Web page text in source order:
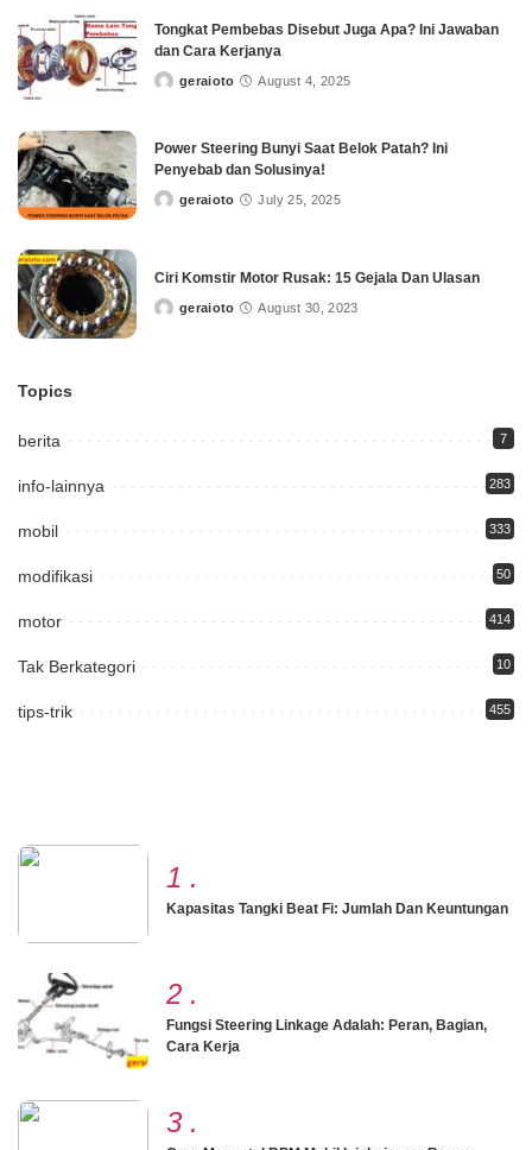
Tongkat Pembebas Disebut Juga Apa? Ini Jawaban
dan Cara Kerjanya
Postedgeraioto August 4, 2025
Power Steering Bunyi Saat Belok Patah? Ini
Penyebab dan Solusinya!
Postedgeraioto July 25, 2025
Ciri Komstir Motor Rusak: 15 Gejala Dan Ulasan
Postedgeraioto August 30, 2023
Topics
berita 7
info-lainnya 283
mobil 333
modifikasi 50
motor 414
Tak Berkategori 10
tips-trik 455
1 .
Kapasitas Tangki Beat Fi: Jumlah Dan Keuntungan
2 .
Fungsi Steering Linkage Adalah: Peran, Bagian,
Cara Kerja
3 .